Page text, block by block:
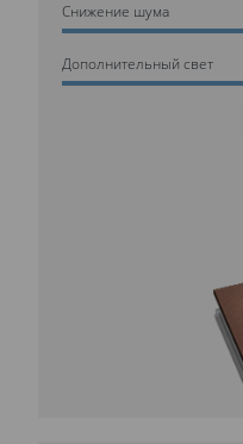
Cнижение шума
Дополнительный свет